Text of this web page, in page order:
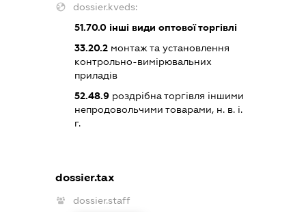
dossier.kveds:
51.70.0інші види оптової торгівлі
33.20.2монтаж та установлення
контрольно-вимірювальних
приладів
52.48.9роздрібна торгівля іншими
непродовольчими товарами, н. в. і.
г.
dossier.tax
dossier.staff